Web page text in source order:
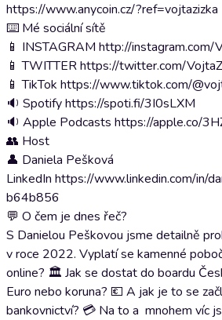
https://www.anycoin.cz/?ref=vojtazizka
⌨️ Mé sociální sítě
📱 INSTAGRAM http://instagram.com/
📱 TWITTER https://twitter.com/
📱 TikTok https://www.tiktok.com/
🔉 Spotify https://spoti.fi/3I0sLXM
🔉 Apple Podcasts https://apple.co/
👥 Host
👤 Daniela Pešková
LinkedIn https://www.linkedin.com/in/
b64b856
💬 O čem je dnes řeč?
S Danielou Peškovou jsme detailně
v roce 2022. Vyplatí se kamenné
online? 🏛 Jak se dostat do boardu
Euro nebo koruna? 💶 A jak je to se
bankovnictví? 💳 Na to a mnohem víc